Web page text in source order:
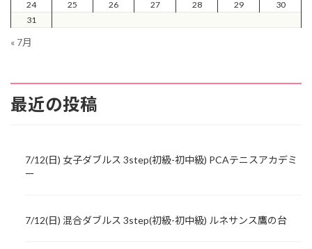
24
25 26 27 28 29
30
31
« 7月
最近の投稿
7/12(日) 女子ダブルス 3step(初級-初中級) PCAテニスアカデミ
ー
7/12(日) 混合ダブルス 3step(初級-初中級) ルネサンス鷹の台